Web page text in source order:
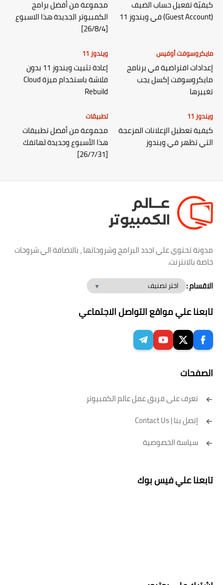
كيفيّة تفعيل حساب الضيف
(Guest Account) في ويندوز 11
مجموعة من أفضل برامج
الكمبيوتر الجديدة هذا الاسبوع
[26/8/4]
مايكروسوفت أوفيس
إعدادات افتراضية في برنامج
مايكروسوفت إكسل يجب
تغييرها
ويندوز 11
إعادة تثبيت ويندوز 11 بدون
فلاشة باستخدام ميزة Cloud
Rebuild
ويندوز 11
كيفية تعطيل الإعلانات المزعجة
التي تظهر في ويندوز
تطبيقات
مجموعة من أفضل تطبيقات
هذا الأسبوع وجديدة لهاتفك
[26/7/31]
مدونة تحتوي علي اجدد البرامج وشروحاتها ، بالاضافة الي شروحات
خاصة بالانترنت.
الاقسام :
تابعنا علي مواقع التواصل الاجتماعي
الصفحات
تعرف على فريق عمل عالم الكمبيوتر
إتصل بنا | Contact Us
سياسة الخصوصية
تابعنا علي فيس بوك